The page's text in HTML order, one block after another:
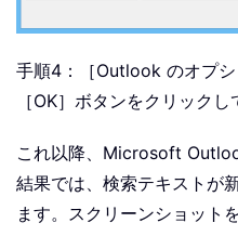
手順4：［Outlook のオプ
［OK］ボタンをクリックし
これ以降、Microsoft
結果では、検索テキストが
ます。スクリーンショット